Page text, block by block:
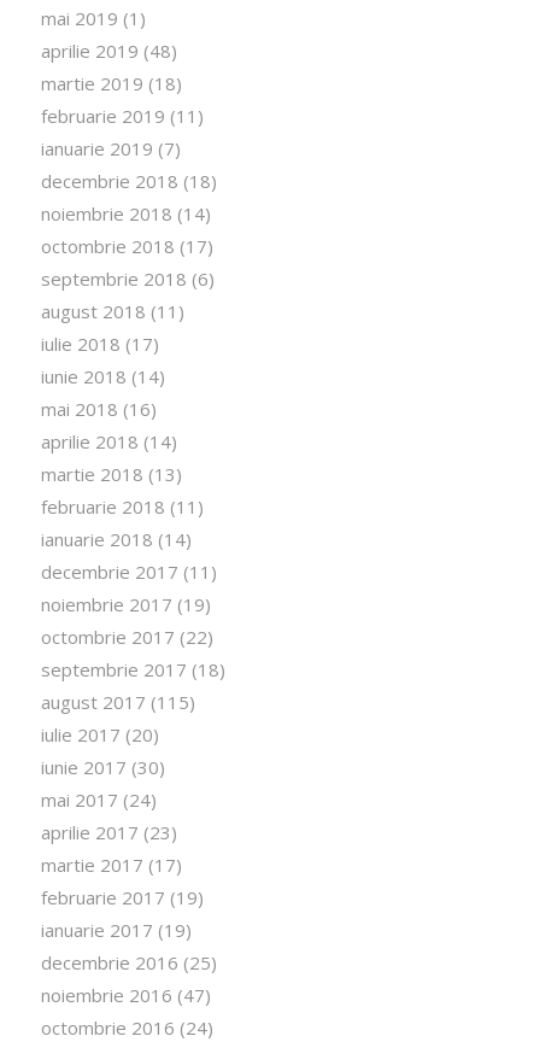
mai 2019 (1)
aprilie 2019 (48)
martie 2019 (18)
februarie 2019 (11)
ianuarie 2019 (7)
decembrie 2018 (18)
noiembrie 2018 (14)
octombrie 2018 (17)
septembrie 2018 (6)
august 2018 (11)
iulie 2018 (17)
iunie 2018 (14)
mai 2018 (16)
aprilie 2018 (14)
martie 2018 (13)
februarie 2018 (11)
ianuarie 2018 (14)
decembrie 2017 (11)
noiembrie 2017 (19)
octombrie 2017 (22)
septembrie 2017 (18)
august 2017 (115)
iulie 2017 (20)
iunie 2017 (30)
mai 2017 (24)
aprilie 2017 (23)
martie 2017 (17)
februarie 2017 (19)
ianuarie 2017 (19)
decembrie 2016 (25)
noiembrie 2016 (47)
octombrie 2016 (24)